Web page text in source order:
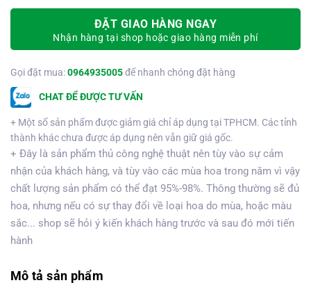
ĐẶT GIAO HÀNG NGAY
Nhận hàng tại shop hoặc giao hàng miễn phí
Gọi đặt mua:0964935005để nhanh chóng đặt hàng
CHAT ĐỂ ĐƯỢC TƯ VẤN
+ Một số sản phẩm được giảm giá chỉ áp dụng tại TPHCM. Các tỉnh
thành khác chưa được áp dụng nên vẫn giữ giá gốc.
+ Đây là sản phẩm thủ công nghệ thuật nên tùy vào sự cảm
nhận của khách hàng, và tùy vào các mùa hoa trong năm vì vậy
chất lượng sản phẩm có thể đạt 95%-98%. Thông thường sẽ đủ
hoa, nhưng nếu có sự thay đổi về loại hoa do mùa, hoặc màu
sắc... shop sẽ hỏi ý kiến khách hàng trước và sau đó mới tiến
hành
Mô tả sản phẩm